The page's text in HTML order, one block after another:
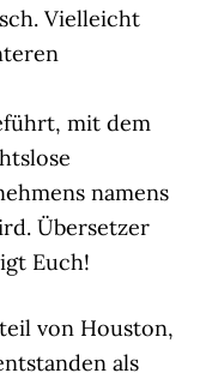
Vielleicht
mit dem
namens
Übersetzer
Euch!
von Houston,
als